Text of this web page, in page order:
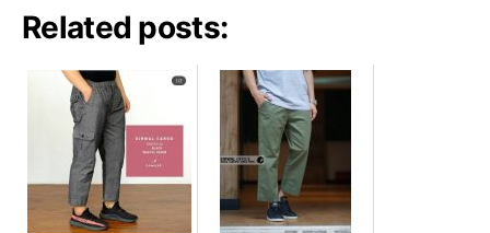
Related posts: